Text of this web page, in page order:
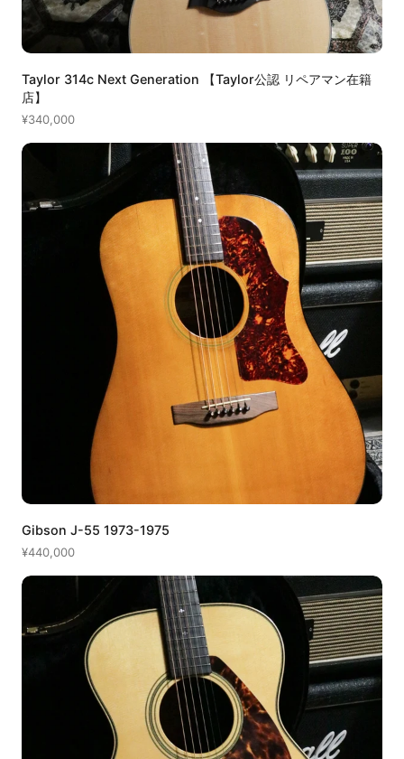
Taylor 314c Next Generation 【Taylor公認 リペアマン在籍
店】
¥340,000
Gibson J-55 1973-1975
¥440,000